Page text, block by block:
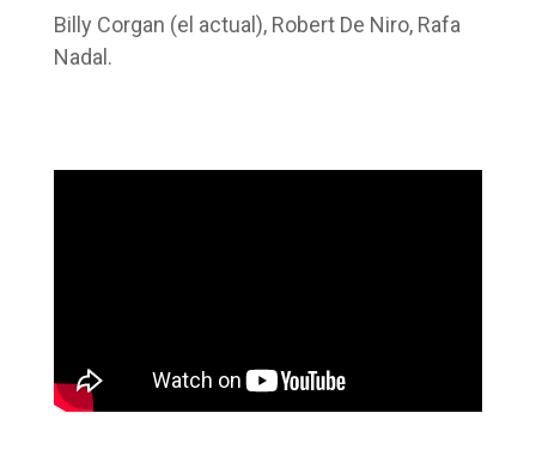
Billy Corgan (el actual), Robert De Niro, Rafa
Nadal.